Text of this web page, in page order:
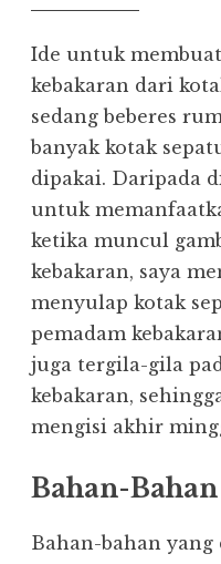
Ide untuk
kebakaran dari
sedang beberes
banyak kotak
dipakai. Daripada
untuk
ketika muncul
kebakaran, saya
menyulap kotak
pemadam
juga tergila-gila
kebakaran,
mengisi akhir
Bahan-Bahan
Bahan-bahan